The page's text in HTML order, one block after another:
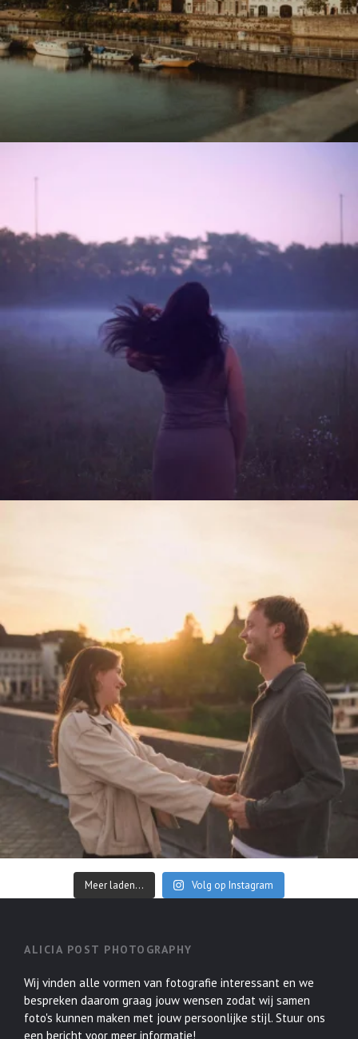
Meer laden... Volg op Instagram
ALICIA POST PHOTOGRAPHY
Wij vinden alle vormen van fotografie interessant en we
bespreken daarom graag jouw wensen zodat wij samen
foto's kunnen maken met jouw persoonlijke stijl. Stuur ons
een bericht voor meer informatie!